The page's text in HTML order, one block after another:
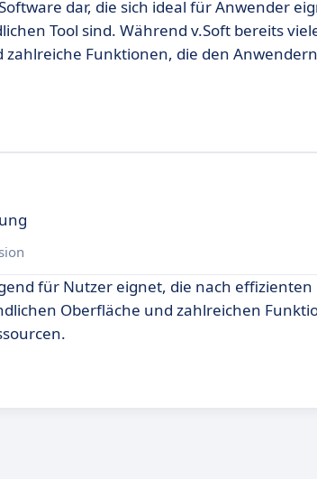
dar, die sich ideal für Anwender
Tool sind. Während v.Soft bereits
Funktionen, die den
für Nutzer eignet, die nach effizienten
Oberfläche und zahlreichen